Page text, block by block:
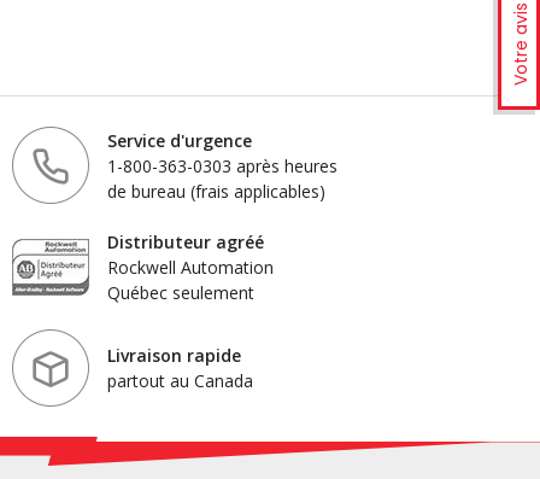
Votre avis
Service d'urgence
1-800-363-0303 après heures
de bureau (frais applicables)
Distributeur agréé
Rockwell Automation
Québec seulement
Livraison rapide
partout au Canada